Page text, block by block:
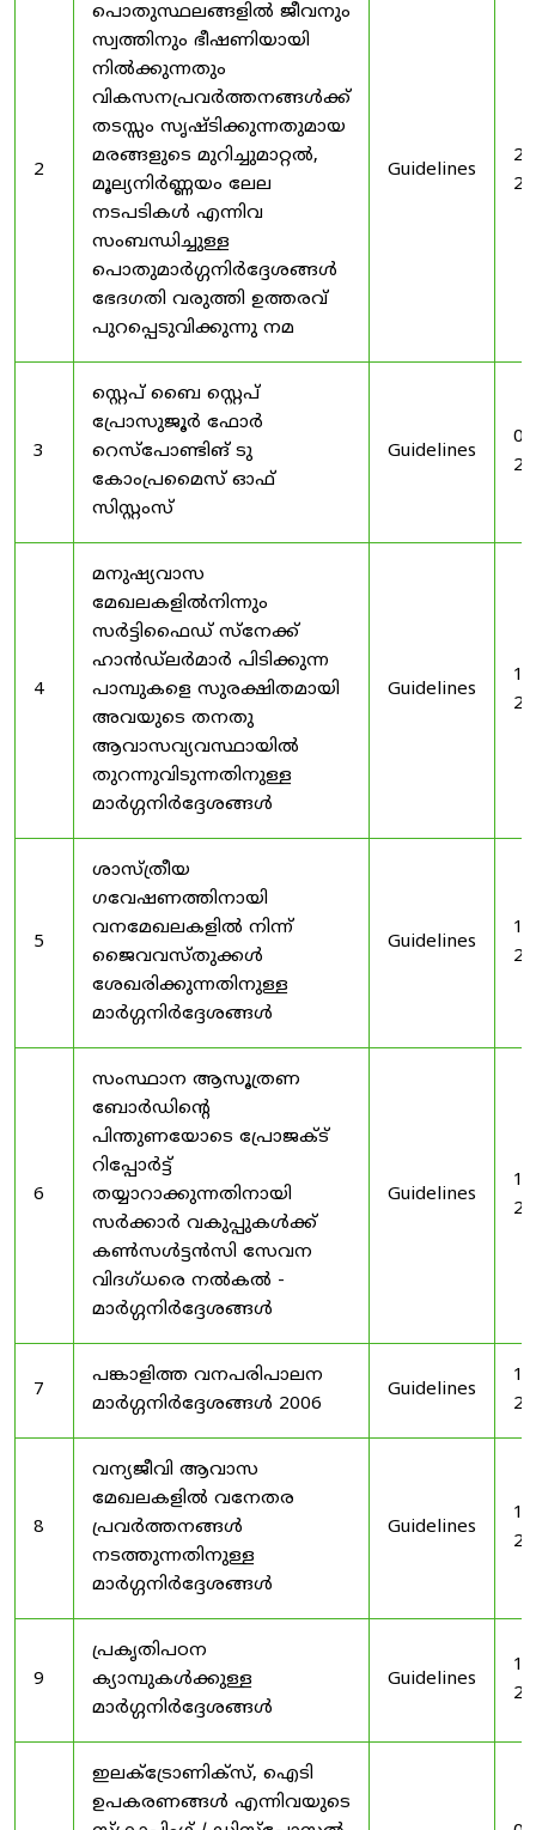
2
പൊതുസ്ഥലങ്ങളിൽ ജീവനും
സ്വത്തിനും ഭീഷണിയായി
നിൽക്കുന്നതും
വികസനപ്രവർത്തനങ്ങൾക്ക്
തടസ്സം സൃഷ്ടിക്കുന്നതുമായ
മരങ്ങളുടെ മുറിച്ചുമാറ്റൽ,
മൂല്യനിർണ്ണയം ലേല
നടപടികൾ എന്നിവ
സംബന്ധിച്ചുള്ള
പൊതുമാർഗ്ഗനിർദ്ദേശങ്ങൾ
ഭേദഗതി വരുത്തി ഉത്തരവ്
പുറപ്പെടുവിക്കുന്നു നമ
Guidelines
3
സ്റ്റെപ് ബൈ സ്റ്റെപ്
പ്രോസുജൂർ ഫോർ
റെസ്‌പോണ്ടിങ് ടു
കോംപ്രമൈസ് ഓഫ്
സിസ്റ്റംസ്
Guidelines
4
മനുഷ്യവാസ
മേഖലകളിൽനിന്നും
സർട്ടിഫൈഡ് സ്നേക്ക്
ഹാൻഡ്‌ലർമാർ പിടിക്കുന്ന
പാമ്പുകളെ സുരക്ഷിതമായി
അവയുടെ തനതു
ആവാസവ്യവസ്ഥായിൽ
തുറന്നുവിടുന്നതിനുള്ള
മാർഗ്ഗനിർദ്ദേശങ്ങൾ
Guidelines
5
ശാസ്ത്രീയ
ഗവേഷണത്തിനായി
വനമേഖലകളിൽ നിന്ന്
ജൈവവസ്തുക്കൾ
ശേഖരിക്കുന്നതിനുള്ള
മാർഗ്ഗനിർദ്ദേശങ്ങൾ
Guidelines
6
സംസ്ഥാന ആസൂത്രണ
ബോർഡിൻ്റെ
പിന്തുണയോടെ പ്രോജക്ട്
റിപ്പോർട്ട്
തയ്യാറാക്കുന്നതിനായി
സർക്കാർ വകുപ്പുകൾക്ക്
കൺസൾട്ടൻസി സേവന
വിദഗ്ധരെ നൽകൽ -
മാർഗ്ഗനിർദ്ദേശങ്ങൾ
Guidelines
7
പങ്കാളിത്ത വനപരിപാലന
മാർഗ്ഗനിർദ്ദേശങ്ങൾ 2006
Guidelines
8
വന്യജീവി ആവാസ
മേഖലകളിൽ വനേതര
പ്രവർത്തനങ്ങൾ
നടത്തുന്നതിനുള്ള
മാർഗ്ഗനിർദ്ദേശങ്ങൾ
Guidelines
9
പ്രകൃതിപഠന
ക്യാമ്പുകൾക്കുള്ള
മാർഗ്ഗനിർദ്ദേശങ്ങൾ
Guidelines
ഇലക്‌ട്രോണിക്‌സ്, ഐടി
ഉപകരണങ്ങൾ എന്നിവയുടെ